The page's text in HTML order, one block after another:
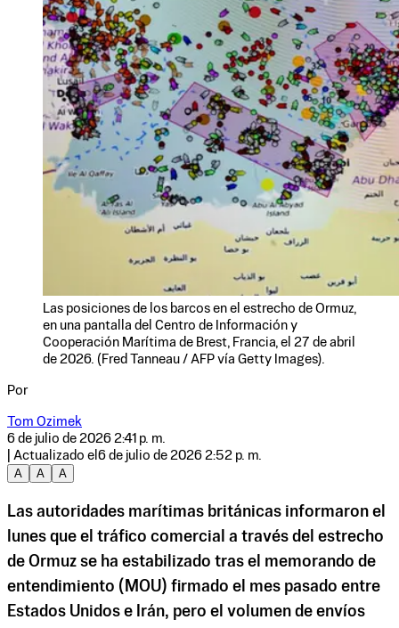
Las posiciones de los barcos en el estrecho de Ormuz,
en una pantalla del Centro de Información y
Cooperación Marítima de Brest, Francia, el 27 de abril
de 2026. (Fred Tanneau / AFP vía Getty Images).
Por
Tom Ozimek
6 de julio de 2026 2:41 p. m.
| Actualizado el 6 de julio de 2026 2:52 p. m.
A
A A
Las autoridades marítimas británicas informaron el
lunes que el tráfico comercial a través del estrecho
de Ormuz se ha estabilizado tras el memorando de
entendimiento (MOU) firmado el mes pasado entre
Estados Unidos e Irán, pero el volumen de envíos